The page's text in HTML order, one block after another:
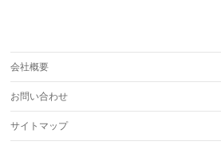
会社概要
お問い合わせ
サイトマップ